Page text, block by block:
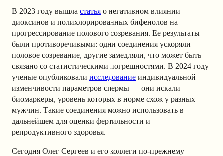
В 2023 году вышла статья о негативном влиянии
диоксинов и полихлорированных бифенолов на
прогрессирование полового созревания. Ее результаты
были противоречивыми: одни соединения ускоряли
половое созревание, другие замедляли, что может быть
связано со статистическими погрешностями. В 2024 году
ученые опубликовали исследование индивидуальной
изменчивости параметров спермы — они искали
биомаркеры, уровень которых в норме схож у разных
мужчин. Такие соединения можно использовать в
дальнейшем для оценки фертильности и
репродуктивного здоровья.
Сегодня Олег Сергеев и его коллеги по-прежнему